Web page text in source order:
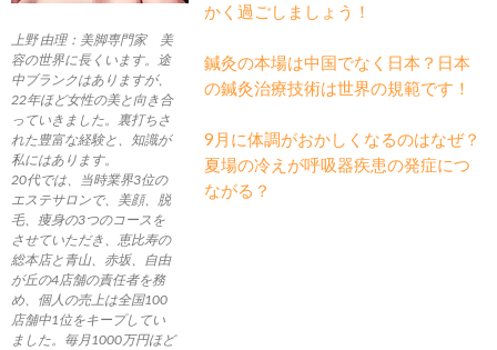
上野 由理：美脚専門家 美
容の世界に長くいます。途
中ブランクはありますが、
22年ほど女性の美と向き合
っていきました。裏打ちさ
れた豊富な経験と、知識が
私にはあります。
20代では、当時業界3位の
エステサロンで、美顔、脱
毛、痩身の3つのコースを
させていただき、恵比寿の
総本店と青山、赤坂、自由
が丘の4店舗の責任者を務
め、個人の売上は全国100
店舗中1位をキープしてい
ました。毎月1000万円ほど
かく過ごしましょう！
鍼灸の本場は中国でなく日本？日本
の鍼灸治療技術は世界の規範です！
9月に体調がおかしくなるのはなぜ？
夏場の冷えが呼吸器疾患の発症につ
ながる？